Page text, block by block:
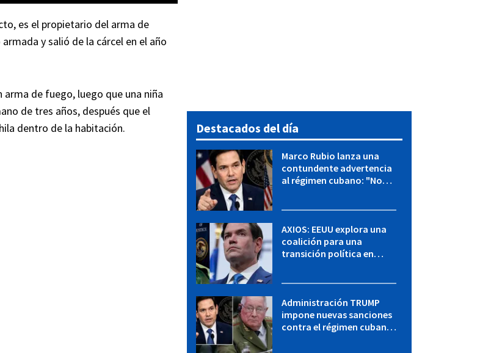
es el propietario del arma de
y salió de la cárcel en el año
de fuego, luego que una niña
de tres años, después que el
dentro de la habitación.
Destacados del día
Marco Rubio lanza una
contundente advertencia
al régimen cubano: "No
AXIOS: EEUU explora una
coalición para una
transición política en
Administración TRUMP
impone nuevas sanciones
contra el régimen cubano: